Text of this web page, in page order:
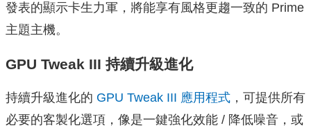
發表的顯示卡生力軍，將能享有風格更趨一致的 Prime
主題主機。
GPU Tweak III 持續升級進化
持續升級進化的 GPU Tweak III 應用程式 ，可提供所有
必要的客製化選項，像是一鍵強化效能 / 降低噪音，或